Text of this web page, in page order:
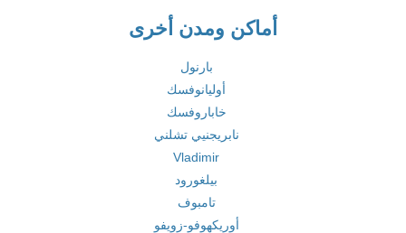
أماكن ومدن أخرى
بارنول
أوليانوفسك
خاباروفسك
نابريجنيي تشلني
Vladimir
بيلغورود
تامبوف
أوريكهوفو-زويفو